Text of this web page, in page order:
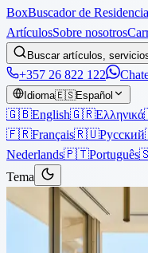
BoxBuscador de Residencia
ArtículosSobre nosotros
Buscar artículos,
+357 26 822 122
Idioma🇪🇸Español
🇬🇧English🇬🇷Ελληνικά
🇫🇷Français🇷🇺Русский
Nederlands🇵🇹Português
Tema
Artículos
Propiedad
Lectura de 4 min